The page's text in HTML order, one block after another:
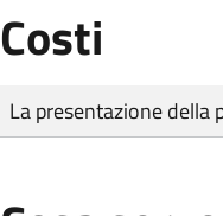
Costi
Tipo di pagamento
Importo
La presentazione della